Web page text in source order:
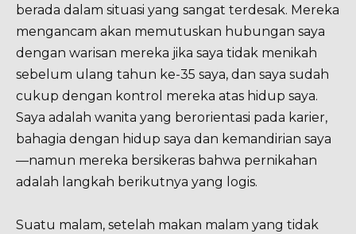
berada dalam situasi yang sangat terdesak. Mereka
mengancam akan memutuskan hubungan saya
dengan warisan mereka jika saya tidak menikah
sebelum ulang tahun ke-35 saya, dan saya sudah
cukup dengan kontrol mereka atas hidup saya.
Saya adalah wanita yang berorientasi pada karier,
bahagia dengan hidup saya dan kemandirian saya
—namun mereka bersikeras bahwa pernikahan
adalah langkah berikutnya yang logis.
Suatu malam, setelah makan malam yang tidak